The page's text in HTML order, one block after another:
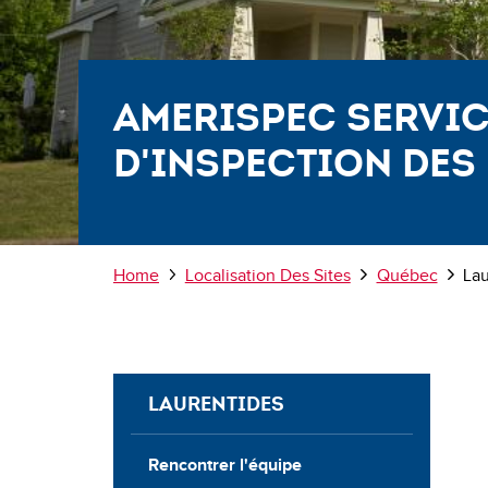
AmeriSpec
d'Inspection
Breadcrumb
Home Localisation Des Sites Québec
LAURENTIDES
Rencontrer l'équipe